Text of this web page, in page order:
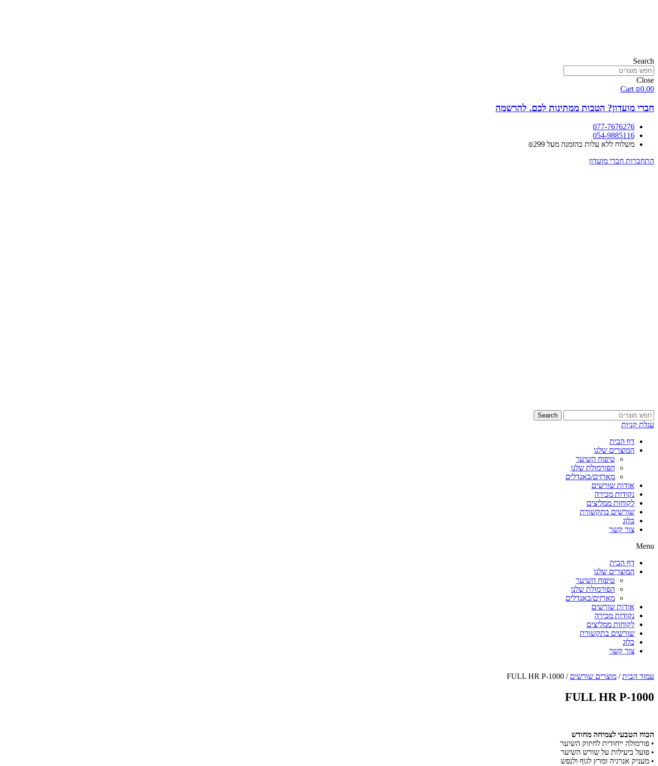
Search
Close
₪0.00
Cart
חברי מועדון? הטבות ממתינות לכם. להרשמה
077-7676276
054-9885116
משלוח ללא עלות בהזמנה מעל ₪299
התחברות חברי מועדון
Search
עגלת קניות
דף הבית
המוצרים שלנו
טיפוח השיער
הפורמולת שלנו
מארזים/באנדלים
אודות שורשים
נקודות מכירה
לקוחות ממליצים
שורשים בתקשורת
בלוג
צור קשר
Menu
דף הבית
המוצרים שלנו
טיפוח השיער
הפורמולת שלנו
מארזים/באנדלים
אודות שורשים
נקודות מכירה
לקוחות ממליצים
שורשים בתקשורת
בלוג
צור קשר
עמוד הבית/ מוצרים שורשים / FULL HR P-1000
FULL HR P-1000
הכוח הטבעי לצמיחה מחודש
• פורמולה ייחודית לחיזוק השיער
• פועל ביעילות על שורש השיער
• מעניק אנרגיה ומרץ לגוף ולנפש